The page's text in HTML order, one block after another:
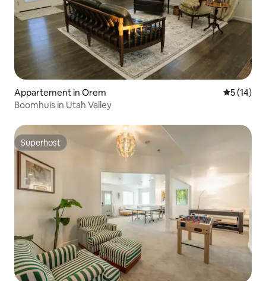
Appartement in Orem
5 (14)
Boomhuis in Utah Valley
Superhost
Superhost